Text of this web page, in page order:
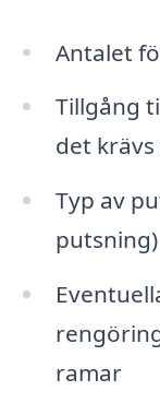
Antalet
Tillgång
det
Typ av
putsning)
ramar